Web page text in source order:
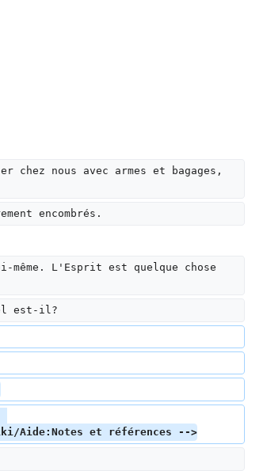
nous avec armes et bagages,
encombrés.
L'Esprit est quelque chose
est-il?
Aide:Notes et références -->